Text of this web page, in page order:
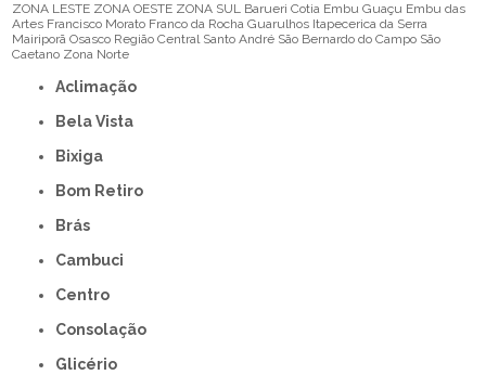
ZONA LESTE ZONA OESTE ZONA SUL Barueri Cotia Embu Guaçu Embu das
Artes Francisco Morato Franco da Rocha Guarulhos Itapecerica da Serra
Mairiporã Osasco Região Central Santo André São Bernardo do Campo São
Caetano Zona Norte
Aclimação
Bela Vista
Bixiga
Bom Retiro
Brás
Cambuci
Centro
Consolação
Glicério